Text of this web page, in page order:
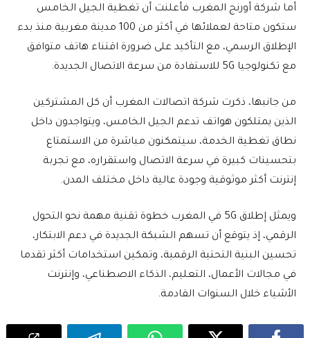
أما شركة أورنج المغرب فأعلنت أن تغطية الجيل الخامس
ستكون متاحة لعملائها في أكثر من 100 مدينة مغربية منذ بدء
الإطلاق الرسمي، مع التأكيد على ضرورة اقتناء هاتف متوافق
مع تكنولوجيا 5G للاستفادة من سرعة الاتصال الجديدة.
من جانبها، ذكرت شركة اتصالات المغرب أن كل المشتركين
الذين يمتلكون هواتف تدعم الجيل الخامس، ويتواجدون داخل
نطاق تغطية الخدمة، سيتمكنون مباشرة من الاستمتاع
بتحسينات كبيرة في سرعة الاتصال واستقراره، مع تجربة
إنترنت أكثر موثوقية وجودة عالية داخل مختلف المدن.
ويمثل إطلاق 5G في المغرب خطوة تقنية مهمة نحو التحول
الرقمي، إذ يتوقع أن تسهم الشبكة الجديدة في دعم الابتكار،
تحسين البنية التحتية الرقمية، وتمكين استخدامات أكثر تقدما
في مجالات الأعمال، التعليم، الذكاء الاصطناعي، وإنترنت
الأشياء خلال السنوات القادمة.